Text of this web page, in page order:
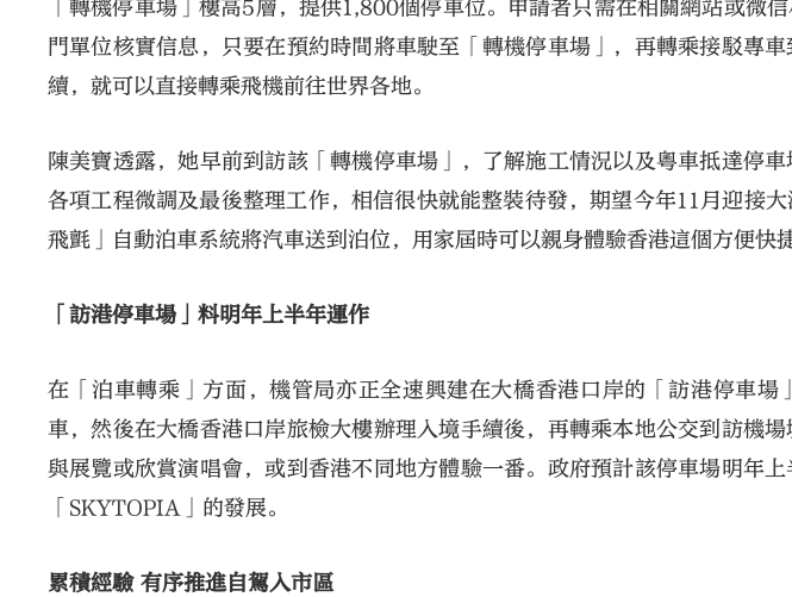
「轉機停車場」樓高5層，提供1,800個停車位。申請者只需在相關網站或微
門單位核實信息，只要在預約時間將車駛至「轉機停車場」，再轉乘接駁專
續，就可以直接轉乘飛機前往世界各地。
陳美寶透露，她早前到訪該「轉機停車場」，了解施工情況以及粵車抵達停
各項工程微調及最後整理工作，相信很快就能整裝待發，期望今年11月迎接
飛氈」自動泊車系統將汽車送到泊位，用家屆時可以親身體驗香港這個方便快
「訪港停車場」料明年上半年運作
在「泊車轉乘」方面，機管局亦正全速興建在大橋香港口岸的「訪港停車場
車，然後在大橋香港口岸旅檢大樓辦理入境手續後，再轉乘本地公交到訪機
與展覽或欣賞演唱會，或到香港不同地方體驗一番。政府預計該停車場明年
「SKYTOPIA」的發展。
累積經驗 有序推進自駕入市區